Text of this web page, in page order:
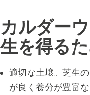
カルダー
生を得る
適切な土壌。芝生
が良く養分が豊富